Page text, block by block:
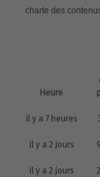
charte des
Heure
il y a 7 heures
il y a 2 jours
il y a 2 jours